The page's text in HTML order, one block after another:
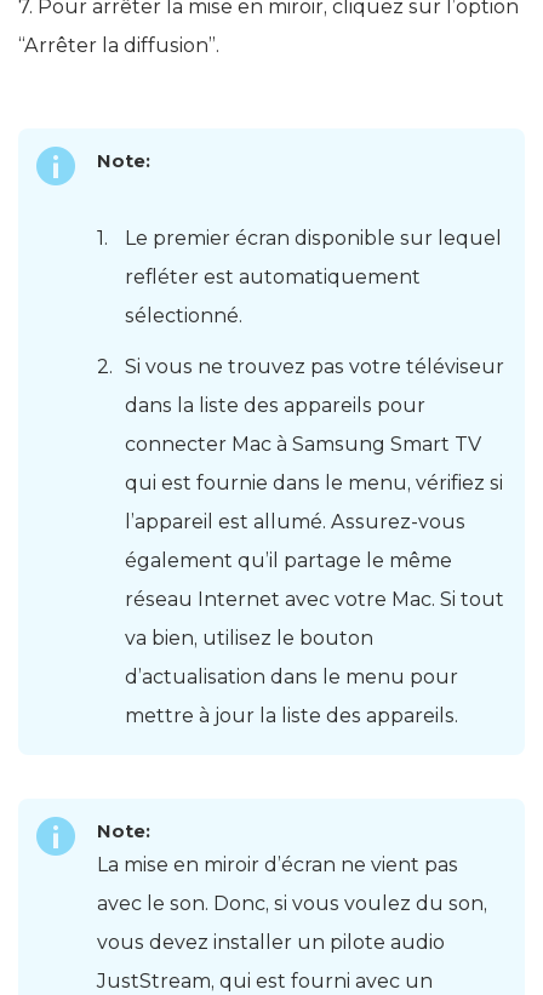
7. Pour arrêter la mise en miroir, cliquez sur l’option
“Arrêter la diffusion”.
Note:
Le premier écran disponible sur lequel
refléter est automatiquement
sélectionné.
Si vous ne trouvez pas votre téléviseur
dans la liste des appareils pour
connecter Mac à Samsung Smart TV
qui est fournie dans le menu, vérifiez si
l’appareil est allumé. Assurez-vous
également qu’il partage le même
réseau Internet avec votre Mac. Si tout
va bien, utilisez le bouton
d’actualisation dans le menu pour
mettre à jour la liste des appareils.
Note:
La mise en miroir d’écran ne vient pas
avec le son. Donc, si vous voulez du son,
vous devez installer un pilote audio
JustStream, qui est fourni avec un